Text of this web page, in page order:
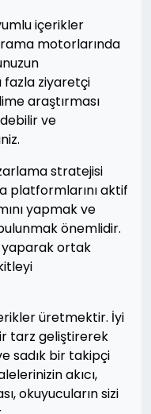
içerikler
motorlarında
fazla ziyaretçi
araştırması
ve
stratejisi
platformlarını aktif
yapmak ve
önemlidir.
yaparak ortak
üretmektir. İyi
tarz geliştirerek
sadık bir takipçi
akıcı,
okuyucuların sizi